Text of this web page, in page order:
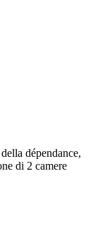
dépendance,
di 2 camere